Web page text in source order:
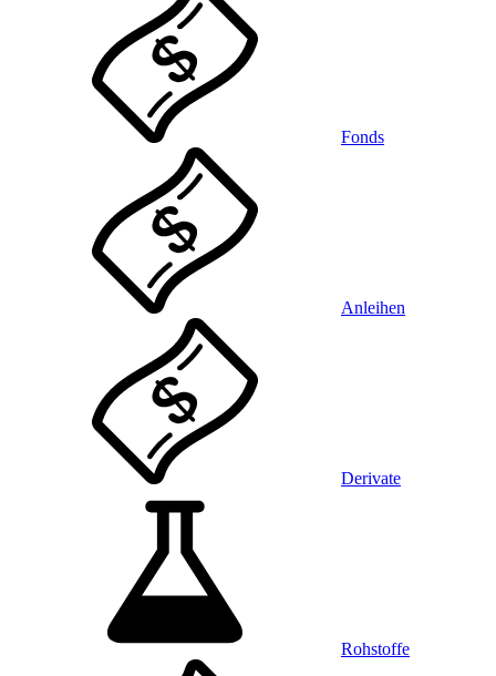
Fonds
Anleihen
Derivate
Rohstoffe